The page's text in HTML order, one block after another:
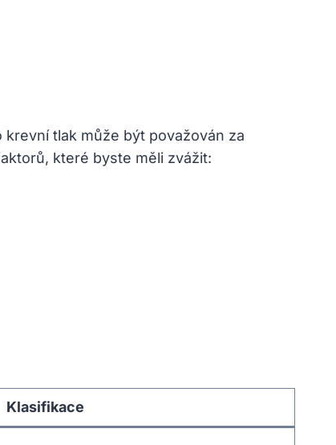
tlak může být považován za
které byste měli zvážit:
Klasifikace